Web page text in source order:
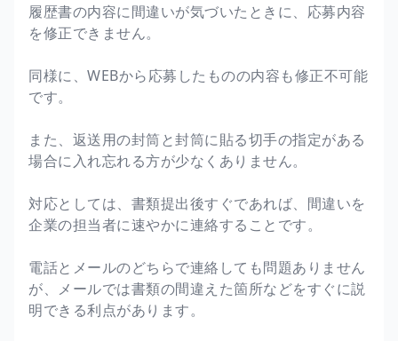
履歴書の内容に間違いが気づいたときに、応募内容
を修正できません。
同様に、WEBから応募したものの内容も修正不可能
です。
また、返送用の封筒と封筒に貼る切手の指定がある
場合に入れ忘れる方が少なくありません。
対応としては、書類提出後すぐであれば、間違いを
企業の担当者に速やかに連絡することです。
電話とメールのどちらで連絡しても問題ありません
が、メールでは書類の間違えた箇所などをすぐに説
明できる利点があります。